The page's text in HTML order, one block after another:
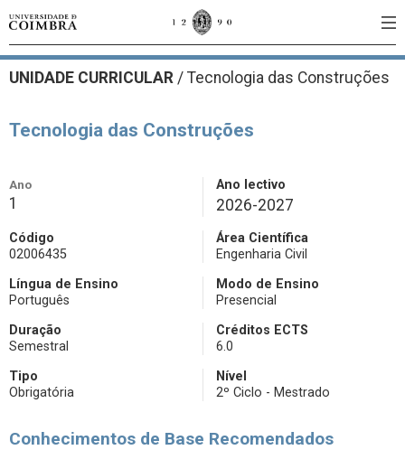
UNIDADE CURRICULAR / Tecnologia das Construções
Tecnologia das Construções
Ano
1
Ano lectivo
2026-2027
Código
02006435
Área Científica
Engenharia Civil
Língua de Ensino
Português
Modo de Ensino
Presencial
Duração
Semestral
Créditos ECTS
6.0
Tipo
Obrigatória
Nível
2º Ciclo - Mestrado
Conhecimentos de Base Recomendados